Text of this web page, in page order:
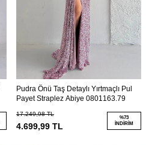
Pudra Önü Taş Detaylı Yırtmaçlı Pul
Payet Straplez Abiye 0801163.79
17.249,98TL
4.699,99 TL
%73
İNDIRIM